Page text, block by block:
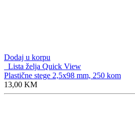
Dodaj u korpu
Lista želja Quick View
Plastične stege 2,5x98 mm, 250 kom
13,00 KM